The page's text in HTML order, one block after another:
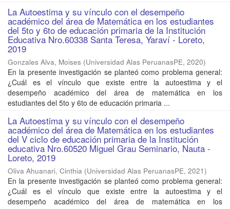
La Autoestima y su vínculo con el desempeño
académico del área de Matemática en los estudiantes
del 5to y 6to de educación primaria de la Institución
Educativa Nro.60338 Santa Teresa, Yaraví - Loreto,
2019
Gonzales Alva, Moises (Universidad Alas PeruanasPE, 2020)
En la presente investigación se planteó como problema general:
¿Cuál es el vínculo que existe entre la autoestima y el
desempeño académico del área de matemática en los
estudiantes del 5to y 6to de educación primaria ...
La Autoestima y su vínculo con el desempeño
académico del área de Matemática en los estudiantes
del V ciclo de educación primaria de la Institución
educativa Nro.60520 Miguel Grau Seminario, Nauta -
Loreto, 2019
Oliva Ahuanari, Cinthia (Universidad Alas PeruanasPE, 2021)
En la presente investigación se planteó como problema general:
¿Cuál es el vínculo que existe entre la autoestima y el
desempeño académico del área de matemática en los